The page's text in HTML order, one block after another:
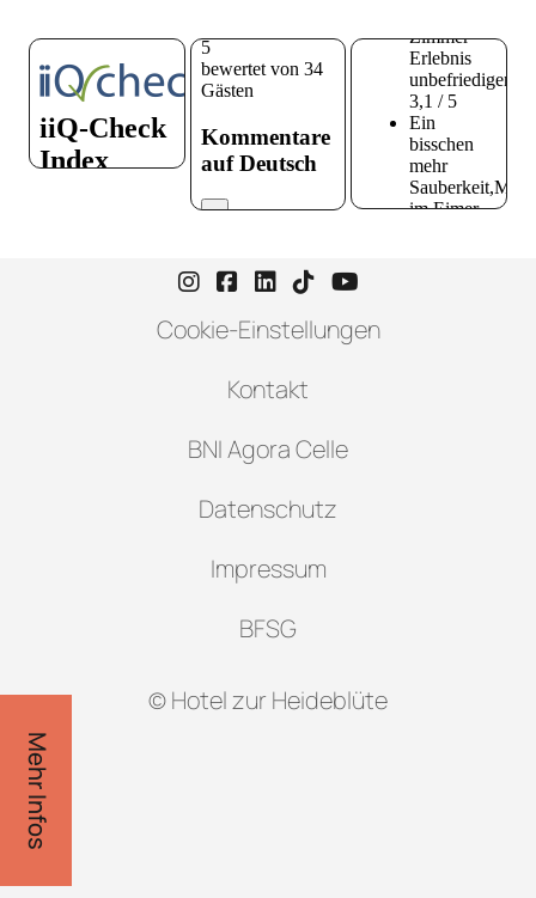
Mehr Infos
© Hotel zur Heideblüte
Cookie-Einstellungen
Kontakt
BNI Agora Celle
Datenschutz
Impressum
BFSG
Instagram-Seite von Hotel zur
Facebook-Seite von Hotel
LinkedIn-Seite von
TikTok-Seite von
YouTube-Seite